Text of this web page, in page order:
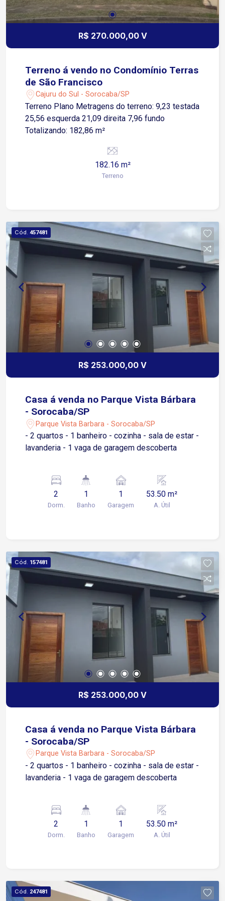
R$ 270.000,00 V
Terreno á vendo no Condomínio Terras
de São Francisco
Cajuru do Sul - Sorocaba/SP
Terreno Plano Metragens do terreno: 9,23 testada
25,56 esquerda 21,09 direita 7,96 fundo
Totalizando: 182,86 m²
182.16 m²
Terreno
Cód. 457481
R$ 253.000,00 V
Casa á venda no Parque Vista Bárbara
- Sorocaba/SP
Parque Vista Barbara - Sorocaba/SP
- 2 quartos - 1 banheiro - cozinha - sala de estar -
lavanderia - 1 vaga de garagem descoberta
2
Dorm.
1
Banho
1
Garagem
53.50 m²
A. Útil
Cód. 157481
R$ 253.000,00 V
Casa á venda no Parque Vista Bárbara
- Sorocaba/SP
Parque Vista Barbara - Sorocaba/SP
- 2 quartos - 1 banheiro - cozinha - sala de estar -
lavanderia - 1 vaga de garagem descoberta
2
Dorm.
1
Banho
1
Garagem
53.50 m²
A. Útil
Cód. 247481